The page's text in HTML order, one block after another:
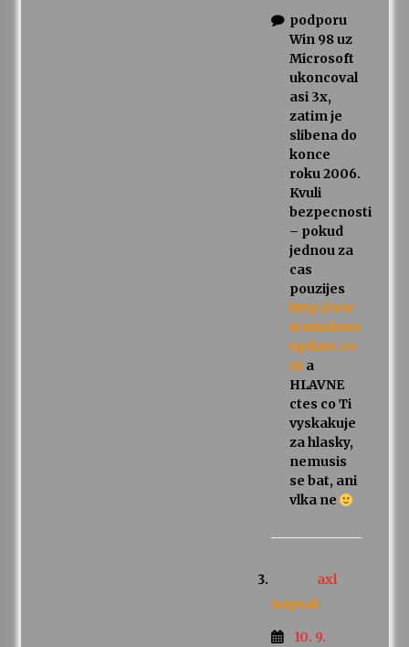
podporu
Win 98 uz
Microsoft
ukoncoval
asi 3x,
zatim je
slibena do
konce
roku 2006.
Kvuli
bezpecnosti
– pokud
jednou za
cas
pouzijes
http://ww
w.windows
update.co
ma
HLAVNE
ctes co Ti
vyskakuje
za hlasky,
nemusis
se bat, ani
vlka ne
axl
napsal:
10. 9.